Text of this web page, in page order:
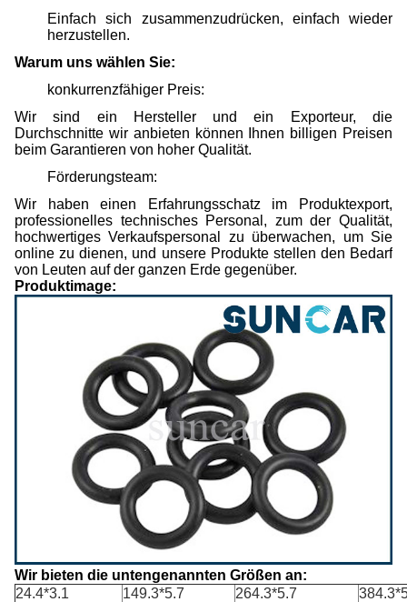
Einfach sich zusammenzudrücken, einfach wieder
herzustellen.
Warum uns wählen Sie:
konkurrenzfähiger Preis:
Wir sind ein Hersteller und ein Exporteur, die
Durchschnitte wir anbieten können Ihnen billigen Preisen
beim Garantieren von hoher Qualität.
Förderungsteam:
Wir haben einen Erfahrungsschatz im Produktexport,
professionelles technisches Personal, zum der Qualität,
hochwertiges Verkaufspersonal zu überwachen, um Sie
online zu dienen, und unsere Produkte stellen den Bedarf
von Leuten auf der ganzen Erde gegenüber.
Produktimage:
Wir bieten die untengenannten Größen an:
24.4*3.1
149.3*5.7 264.3*5.7